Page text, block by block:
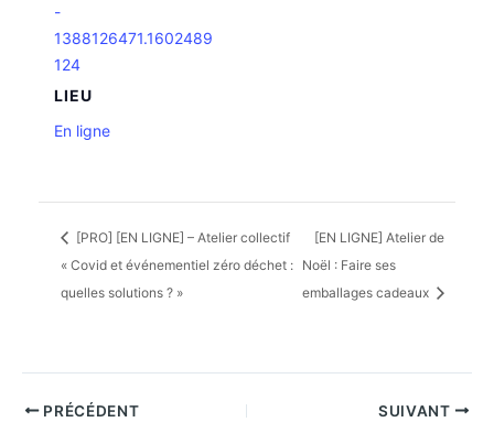
-
1388126471.1602489
124
LIEU
En ligne
[PRO] [EN LIGNE] – Atelier collectif
« Covid et événementiel zéro déchet :
quelles solutions ? »
[EN LIGNE] Atelier de
Noël : Faire ses
emballages cadeaux
PRÉCÉDENT SUIVANT